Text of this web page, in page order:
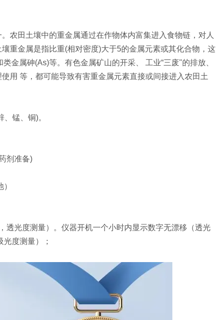
农田土壤中的重金属通过在作物体内富集进入食物链，对人
重金属是指比重(相对密度)大于5的金属元素或其化合物，这
金属砷(As)等。有色金属矿山的开采、 工业“三废"的排放、
用 等，都可能导致有害重金属元素直接或间接进入农田土
锰、铜)。
剂准备)
透光度测量）。仪器开机一个小时内显示数字无漂移（透光
度测量）；